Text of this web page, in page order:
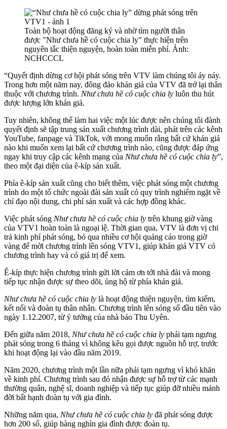
Toàn bộ hoạt động đăng ký và nhờ tìm người thân
được "Như chưa hề có cuộc chia ly" thực hiện trên
nguyên tắc thiện nguyện, hoàn toàn miễn phí. Ảnh:
NCHCCCL
“Quyết định dừng cơ hội phát sóng trên VTV làm chúng tôi áy náy.
Trong hơn một năm nay, đông đảo khán giả của VTV đã trở lại thân
thuộc với chương trình. Như chưa hề có cuộc chia ly luôn thu hút
được lượng lớn khán giả.
Tuy nhiên, không thể làm hai việc một lúc được nên chúng tôi đành
quyết định sẽ tập trung sản xuất chương trình dài, phát trên các kênh
YouTube, fanpage và TikTok, với mong muốn rằng bất cứ khán giả
nào khi muốn xem lại bất cứ chương trình nào, cũng được đáp ứng
ngay khi truy cập các kênh mạng của Như chưa hề có cuộc chia ly”,
theo một đại diện của ê-kíp sản xuất.
Phía ê-kíp sản xuất cũng cho biết thêm, việc phát sóng một chương
trình do một tổ chức ngoài đài sản xuất có quy trình nghiêm ngặt về
chỉ đạo nội dung, chi phí sản xuất và các hợp đồng khác.
Việc phát sóng Như chưa hề có cuộc chia ly trên khung giờ vàng
của VTV1 hoàn toàn là ngoại lệ. Thời gian qua, VTV là đơn vị chi
trả kinh phí phát sóng, bỏ qua nhiều cơ hội quảng cáo trong giờ
vàng để mời chương trình lên sóng VTV1, giúp khán giả VTV có
chương trình hay và có giá trị để xem.
Ê-kíp thực hiện chương trình gửi lời cảm ơn tới nhà đài và mong
tiếp tục nhận được sự theo dõi, ủng hộ từ phía khán giả.
Như chưa hề có cuộc chia ly là hoạt động thiện nguyện, tìm kiếm,
kết nối và đoàn tụ thân nhân. Chương trình lên sóng số đầu tiên vào
ngày 1.12.2007, từ ý tưởng của nhà báo Thu Uyên.
Đến giữa năm 2018, Như chưa hề có cuộc chia ly phải tạm ngưng
phát sóng trong 6 tháng vì không kêu gọi được nguồn hỗ trợ, trước
khi hoạt động lại vào đầu năm 2019.
Năm 2020, chương trình một lần nữa phải tạm ngưng vì khó khăn
về kinh phí. Chương trình sau đó nhận được sự hỗ trợ từ các mạnh
thường quân, nghệ sĩ, doanh nghiệp và tiếp tục giúp đỡ nhiều mảnh
đời bất hạnh đoàn tụ với gia đình.
Những năm qua, Như chưa hề có cuộc chia ly đã phát sóng được
hơn 200 số, giúp hàng nghìn gia đình được đoàn tụ.